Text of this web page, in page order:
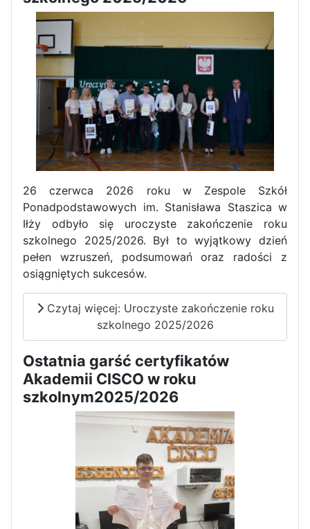
Zawody Sportowo – Obronne
klas OPW
uchwalenia Konstytucji 3 Maja
Dni Otwarte w „Staszicu” za
Informatycy zapraszają do
26 czerwca 2026 roku w Zespole Szkół
Ponadpodstawowych im. Stanisława Staszica w
Iłży odbyło się uroczyste zakończenie roku
szkolnego 2025/2026. Był to wyjątkowy dzień
pełen wzruszeń, podsumowań oraz radości z
osiągniętych sukcesów.
Czytaj więcej: Uroczyste zakończenie roku
szkolnego 2025/2026
Ostatnia garść certyfikatów
Akademii CISCO w roku
szkolnym2025/2026